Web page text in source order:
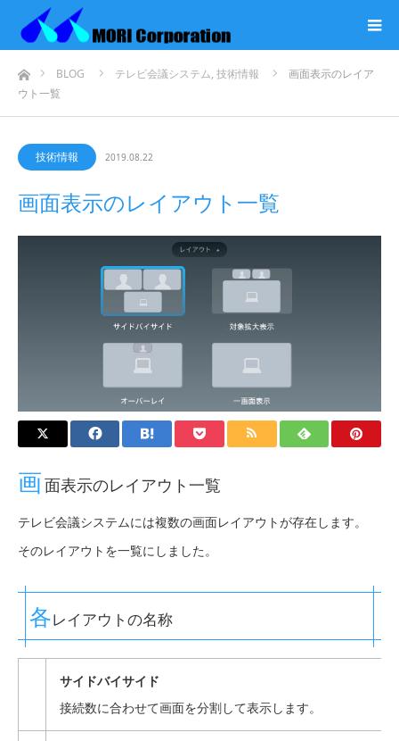
ホームBLOG テレビ会議システム, 技術情報
画面表示のレイア
ウト一覧
技術情報 2019.08.22
画面表示のレイアウト一覧
画面表示のレイアウト一覧
テレビ会議システムには複数の画面レイアウトが存在します。
そのレイアウトを一覧にしました。
各レイアウトの名称
サイドバイサイド
接続数に合わせて画面を分割して表示します。